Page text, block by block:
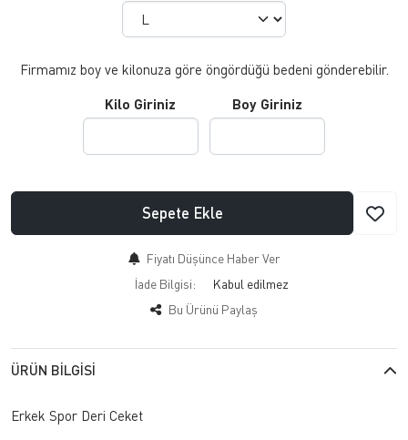
Firmamız boy ve kilonuza göre öngördüğü bedeni gönderebilir.
Kilo Giriniz Boy Giriniz
Sepete Ekle
Fiyatı Düşünce Haber Ver
İade Bilgisi:
Bu Ürünü Paylaş
ÜRÜN BILGISI
Erkek Spor Deri Ceket